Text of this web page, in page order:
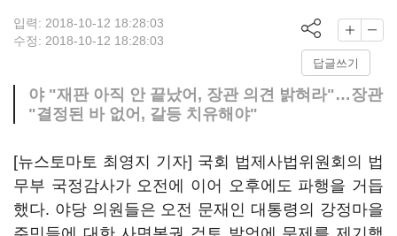
입력: 2018-10-12 18:28:03
수정: 2018-10-12 18:28:03
답글쓰기
야 "재판 아직 안 끝났어, 장관 의견 밝혀라"…장관
"결정된 바 없어, 갈등 치유해야"
[뉴스토마토 최영지 기자] 국회 법제사법위원회의 법
무부 국정감사가 오전에 이어 오후에도 파행을 거듭
했다. 야당 의원들은 오전 문재인 대통령의 강정마을